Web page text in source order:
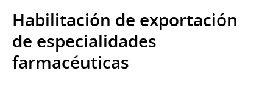
Habilitación de exportación
de especialidades
farmacéuticas